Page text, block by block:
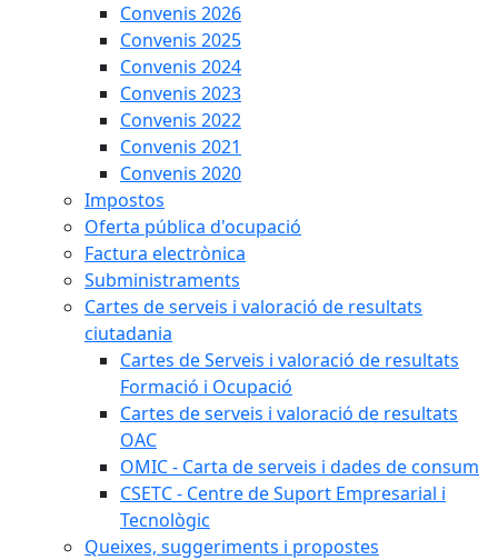
Convenis 2026
Convenis 2025
Convenis 2024
Convenis 2023
Convenis 2022
Convenis 2021
Convenis 2020
Impostos
Oferta pública d'ocupació
Factura electrònica
Subministraments
Cartes de serveis i valoració de resultats
ciutadania
Cartes de Serveis i valoració de resultats
Formació i Ocupació
Cartes de serveis i valoració de resultats
OAC
OMIC - Carta de serveis i dades de consum
CSETC - Centre de Suport Empresarial i
Tecnològic
Queixes, suggeriments i propostes